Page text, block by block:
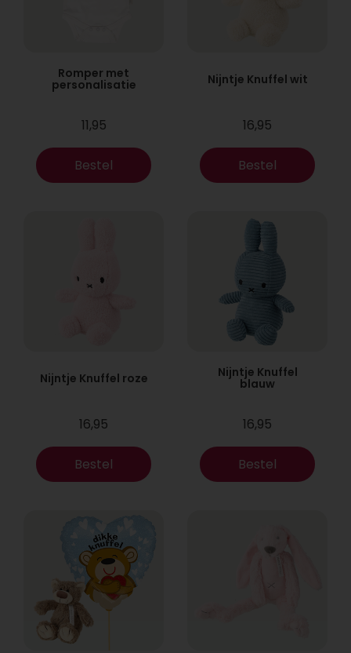
Romper met
personalisatie
11,95
Bestel
Nijntje Knuffel wit
16,95
Bestel
Nijntje Knuffel roze
16,95
Bestel
Nijntje Knuffel
blauw
16,95
Bestel